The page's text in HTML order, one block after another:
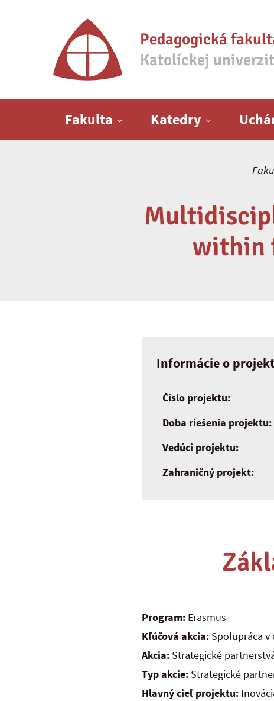
Pedagogická
Katolíckej
Fakulta Katedry
within
Informácie o
Číslo projektu:
Doba riešenia projektu:
Vedúci projektu:
Zahraničný projekt:
Program: Erasmus+
Kľúčová akcia: Spolupráca v
Akcia: Strategické
Typ akcie: Strategické
Hlavný cieľ projektu: